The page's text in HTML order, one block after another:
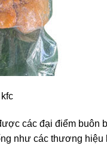
các đại điểm buôn
như các thương